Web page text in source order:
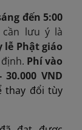
đến 5:00
cần lưu ý là
lễ Phật giáo
Phí vào
30.000 VND
thay đổi tùy